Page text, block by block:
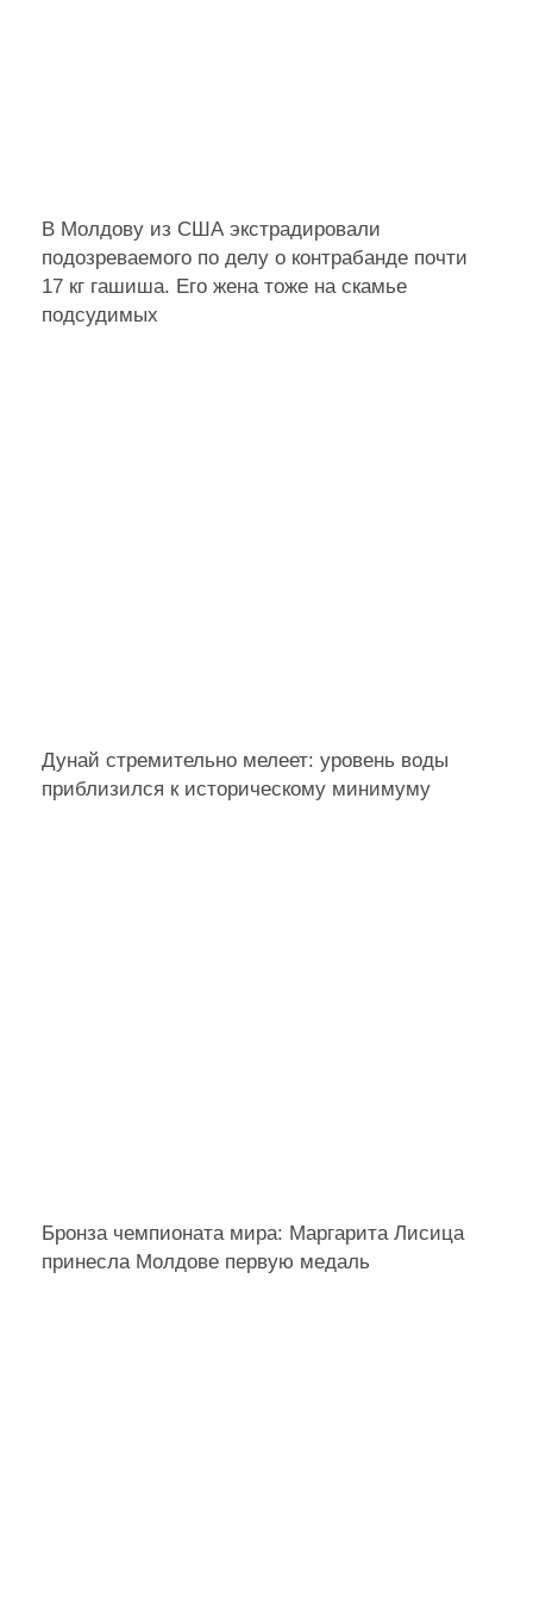
В Молдову из США экстрадировали
подозреваемого по делу о контрабанде почти
17 кг гашиша. Его жена тоже на скамье
подсудимых
Дунай стремительно мелеет: уровень воды
приблизился к историческому минимуму
Бронза чемпионата мира: Маргарита Лисица
принесла Молдове первую медаль